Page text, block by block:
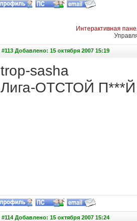
Интерактивная
#113 Добавлено: 15 октября 2007 15:19
trop-sasha
Лига-ОТСТОЙ
#114 Добавлено: 15 октября 2007 15:24